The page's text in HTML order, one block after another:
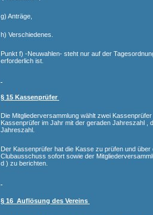
g) Anträge,
h) Verschiedenes.
Punkt f) -Neuwahlen- steht nur auf der
erforderlich ist.
§ 15 Kassenprüfer
Die Mitgliederversammlung wählt zwei
Kassenprüfer im Jahr mit der geraden Jahreszahl ,
Jahreszahl.
Der Kassenprüfer hat die Kasse zu prüfen und
Clubausschuss sofort sowie der
d ) zu berichten.
§ 16 Auflösung des Vereins